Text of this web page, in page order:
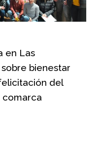
en Las
bienestar
del
comarca